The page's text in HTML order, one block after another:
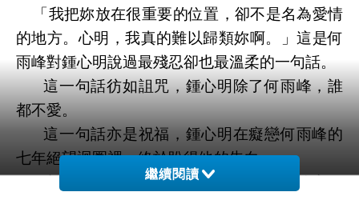
「 我把妳放在很重要的位置，卻不是名為愛情
的地方。心明，我真的難以歸類妳啊。
」這是何
雨峰對鍾心明說過最殘忍卻也最溫柔的一句話。
這一句話彷如詛咒，鍾心明除了何雨峰，誰
都不愛。
這一句話亦是祝福，鍾心明在癡戀何雨峰的
七年絕望迴圈裡，終於盼得他的告白。
究竟，這七年來，他們經歷了什麼又捨棄了
繼續閱讀